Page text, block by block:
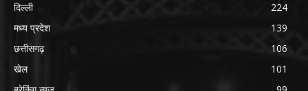
दिल्ली
224
मध्य प्रदेश
139
छत्तीसगढ़
106
खेल
101